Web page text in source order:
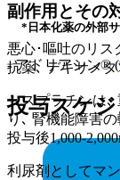
副作用とその
悪心･嘔吐のリス
抗薬､ デキサメ
シスプラチンは､
り､ 腎機能障害の
投与後1,000-
利尿剤としてマ
*日本化薬の外部サ
- アドリアシン® (
投与スケ